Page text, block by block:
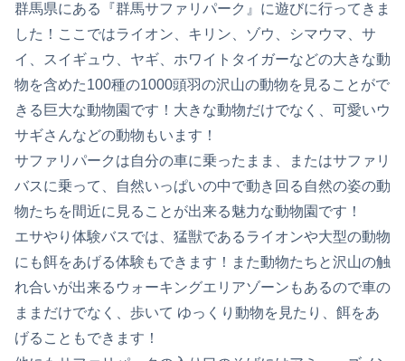
群馬県にある『群馬サファリパーク』に遊びに行ってきま
した！ここではライオン、キリン、ゾウ、シマウマ、サ
イ、スイギュウ、ヤギ、ホワイトタイガーなどの大きな動
物を含めた100種の1000頭羽の沢山の動物を見ることがで
きる巨大な動物園です！大きな動物だけでなく、可愛いウ
サギさんなどの動物もいます！
サファリパークは自分の車に乗ったまま、またはサファリ
バスに乗って、自然いっぱいの中で動き回る自然の姿の動
物たちを間近に見ることが出来る魅力な動物園です！
エサやり体験バスでは、猛獣であるライオンや大型の動物
にも餌をあげる体験もできます！また動物たちと沢山の触
れ合いが出来るウォーキングエリアゾーンもあるので車の
ままだけでなく、歩いて ゆっくり動物を見たり、餌をあ
げることもできます！